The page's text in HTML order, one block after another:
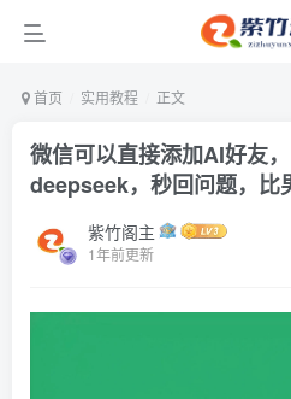
首页 实用教程 正文
微信可以直接添加AI好友
deepseek，秒回问题，比
紫竹阁主
1年前更新